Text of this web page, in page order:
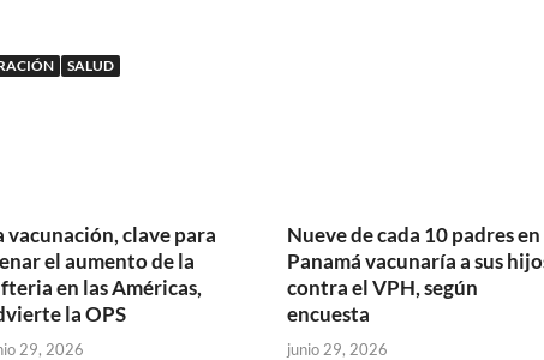
SALUD
vacunación, clave para
el aumento de la
en las Américas,
la OPS
29, 2026
Nueve de cada 10 padres en
Panamá vacunaría a sus
contra el VPH, según
encuesta
junio 29, 2026